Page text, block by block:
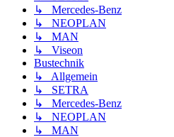
↳ Mercedes-Benz
↳ NEOPLAN
↳ MAN
↳ Viseon
Bustechnik
↳ Allgemein
↳ SETRA
↳ Mercedes-Benz
↳ NEOPLAN
↳ MAN